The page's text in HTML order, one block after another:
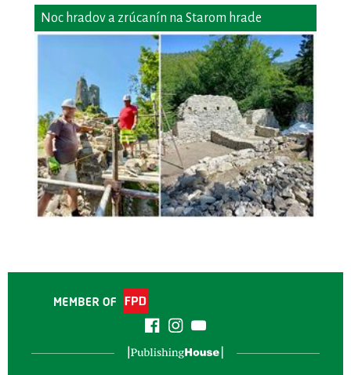
Noc hradov a zrúcanín na Starom hrade